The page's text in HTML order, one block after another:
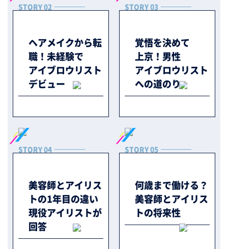
STORY 02
ヘアメイクから転
職！未経験で
アイブロウリスト
デビュー
STORY 03
覚悟を決めて
上京！ 男性
アイブロウリスト
への道のり
STORY 04
美容師とアイリス
トの1年目の違い
現役アイリストが
回答
STORY 05
何歳まで働ける？
美容師とアイリス
トの将来性